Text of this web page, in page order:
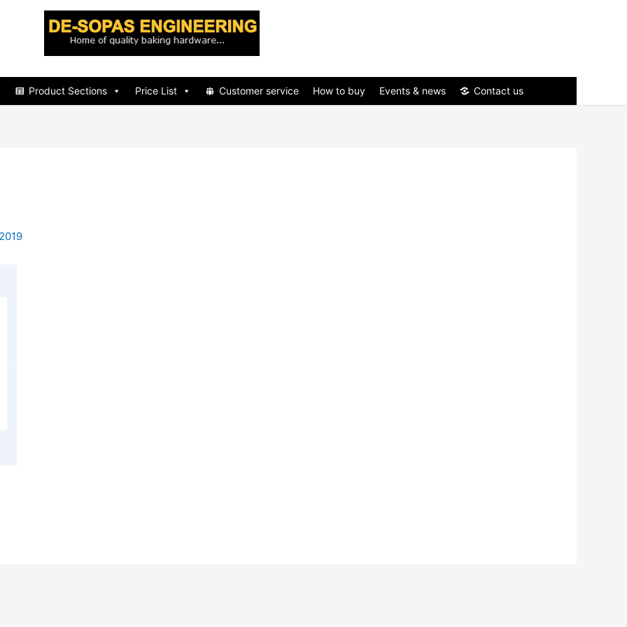
Product Sections Price List Customer service How to buy Events & news Contact us